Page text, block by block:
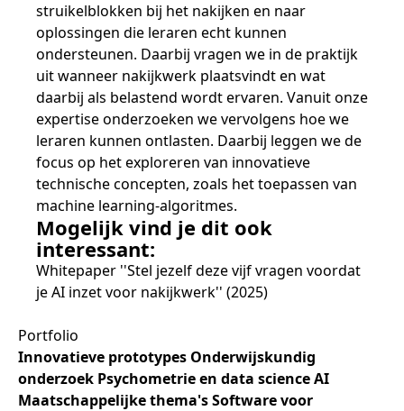
struikelblokken bij het nakijken en naar
oplossingen die leraren echt kunnen
ondersteunen. Daarbij vragen we in de praktijk
uit wanneer nakijkwerk plaatsvindt en wat
daarbij als belastend wordt ervaren. Vanuit onze
expertise onderzoeken we vervolgens hoe we
leraren kunnen ontlasten. Daarbij leggen we de
focus op het exploreren van innovatieve
technische concepten, zoals het toepassen van
machine learning-algoritmes.
Mogelijk vind je dit ook
interessant:
Whitepaper ''Stel jezelf deze vijf vragen voordat
je AI inzet voor nakijkwerk'' (2025)
Portfolio
Innovatieve prototypes Onderwijskundig
onderzoek Psychometrie en data scienceAI
Maatschappelijke thema'sSoftware voor